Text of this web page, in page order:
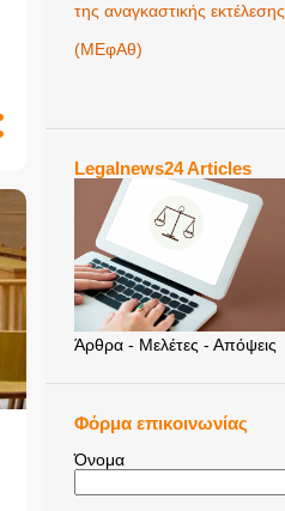
της αναγκαστικής εκτέλεσης
(ΜΕφΑθ)
Legalnews24 Articles
Άρθρα - Μελέτες - Απόψεις
Φόρμα επικοινωνίας
Όνομα